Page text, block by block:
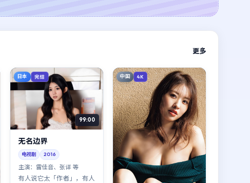
更多
日本 完结
99:00
无名边界
电视剧 2016
主演： 雷佳音、张译 等
有人说它太「作者」，有人
中国 4K